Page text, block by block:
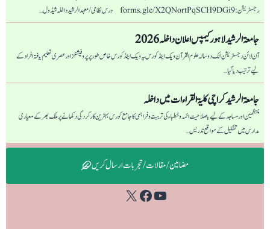
رجسٹریشن: forms.gle/X2QNortPqSCH9DGi9 درس نظامی/ معہد الرشید داخلہ شیڈول…
جامعۃ الرشید لاہور کیمپس اعلان داخلہ 2026
آن لائن رجسٹریشن لنک دو سالہ علوم القرآن ویک اینڈ کورس یہ ویک اینڈ کورس خاص طور پر پروفیشنلز اور عصری تعلیم یافتہ افراد کے
لیے ترتیب دیا گیا…
جامعۃ الرشید کراچی كليۃ القراءات میں داخلہ
منتظمین اور مساجد کے لیے باصلاحیت ائمہ و خطباء کی تربیت و فراہمی کا جامع کورس بہترین کارکردگی دکھانے پر ملک بھر کے معیاری
مدارس میں تشکیل کے مواقع تدریس…
مضامین / مقالات / تجربات ارسال کریں
YouTube
Facebook
X